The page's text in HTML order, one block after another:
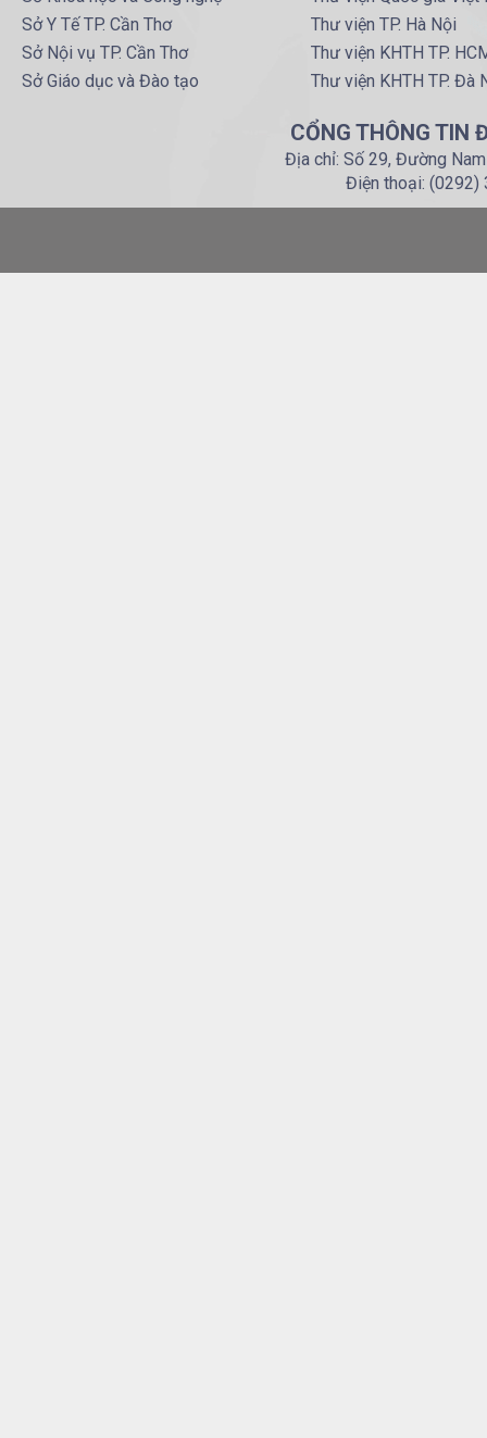
Sở Y Tế TP. Cần Thơ
Sở Nội vụ TP. Cần Thơ
Sở Giáo dục và Đào tạo
Thư viện TP. Hà Nội
Thư viện KHTH TP.
Thư viện KHTH TP. Đà
CỔNG THÔNG TIN
Địa chỉ: Số 29, Đường
Điện thoại: (0292)